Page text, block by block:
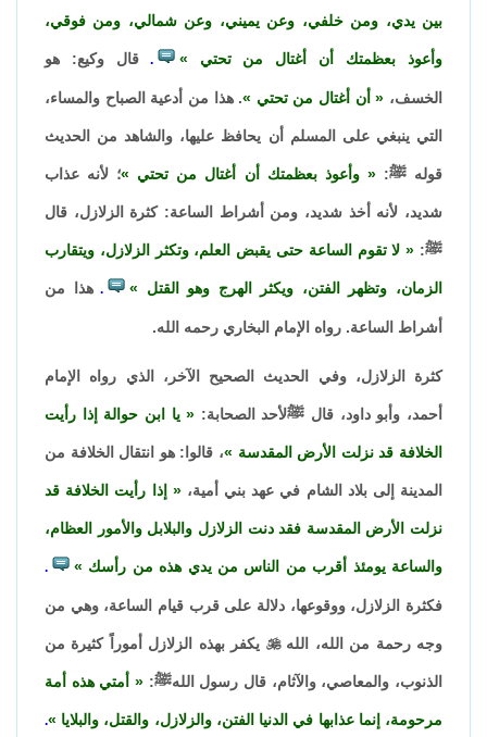
بين يدي، ومن خلفي، وعن يميني، وعن شمالي، ومن فوقي،
وأعوذ بعظمتك أن أغتال من تحتي .قال وكيع: هو
الخسف، أن أغتال من تحتي . هذا من أدعية الصباح والمساء،
التي ينبغي على المسلم أن يحافظ عليها، والشاهد من الحديث
قوله ﷺ: وأعوذ بعظمتك أن أغتال من تحتي ؛ لأنه عذاب
شديد، لأنه أخذ شديد، ومن أشراط الساعة: كثرة الزلازل، قال
ﷺ: لا تقوم الساعة حتى يقبض العلم، وتكثر الزلازل، ويتقارب
الزمان، وتظهر الفتن، ويكثر الهرج وهو القتل .هذا من
أشراط الساعة. رواه الإمام البخاري رحمه الله.
كثرة الزلازل، وفي الحديث الصحيح الآخر، الذي رواه الإمام
أحمد، وأبو داود، قال ﷺلأحد الصحابة: يا ابن حوالة إذا رأيت
الخلافة قد نزلت الأرض المقدسة ، قالوا: هو انتقال الخلافة من
المدينة إلى بلاد الشام في عهد بني أمية، إذا رأيت الخلافة قد
نزلت الأرض المقدسة فقد دنت الزلازل والبلابل والأمور العظام،
والساعة يومئذ أقرب من الناس من يدي هذه من رأسك .
فكثرة الزلازل، ووقوعها، دلالة على قرب قيام الساعة، وهي من
وجه رحمة من الله، الله يكفر بهذه الزلازل أموراً كثيرة من
الذنوب، والمعاصي، والآثام، قال رسول اللهﷺ: أمتي هذه أمة
مرحومة، إنما عذابها في الدنيا الفتن، والزلازل، والقتل، والبلايا .